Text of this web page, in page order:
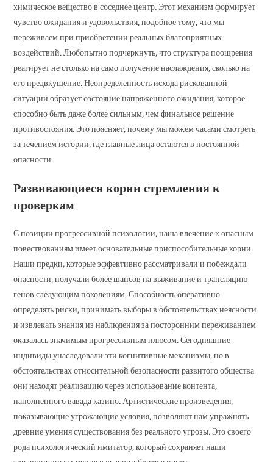
химическое вещество в соседнее центр. Этот механизм формирует
чувство ожидания и удовольствия, подобное тому, что мы
переживаем при приобретении реальных благоприятных
воздействий. Любопытно подчеркнуть, что структура поощрения
реагирует не столько на само получение наслаждения, сколько на
его предвкушение. Неопределенность исхода рискованной
ситуации образует состояние напряженного ожидания, которое
способно быть даже более сильным, чем финальное решение
противостояния. Это поясняет, почему мы можем часами смотреть
за течением истории, где главные лица остаются в постоянной
опасности.
Развивающиеся корни стремления к
проверкам
С позиции прогрессивной психологии, наша влечение к опасным
повествованиям имеет основательные приспособительные корни.
Наши предки, которые эффективно рассматривали и побеждали
опасности, получали более шансов на выживание и трансляцию
генов следующим поколениям. Способность оперативно
определять риски, принимать выборы в обстоятельствах неясности
и извлекать знания из наблюдения за посторонним переживанием
оказалась значимым прогрессивным плюсом. Сегодняшние
индивиды унаследовали эти когнитивные механизмы, но в
обстоятельствах относительной безопасности развитого общества
они находят реализацию через использование контента,
наполненного вавада казино. Артистические произведения,
показывающие угрожающие условия, позволяют нам упражнять
древние умения существования без реального угрозы. Это своего
рода психологический имитатор, который сохраняет наши